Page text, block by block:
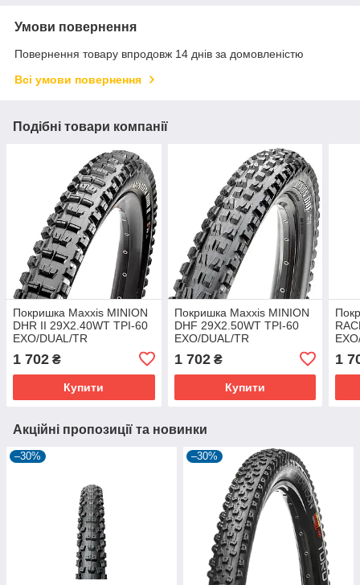
Умови повернення
Повернення товару впродовж 14 днів за домовленістю
Всі умови повернення
Подібні товари компанії
Покришка Maxxis MINION
DHR II 29X2.40WT TPI-60
EXO/DUAL/TR
1 702 ₴
Купити
Покришка Maxxis MINION
DHF 29X2.50WT TPI-60
EXO/DUAL/TR
1 702₴
Купити
1
Акційні пропозиції та новинки
–30% –30%